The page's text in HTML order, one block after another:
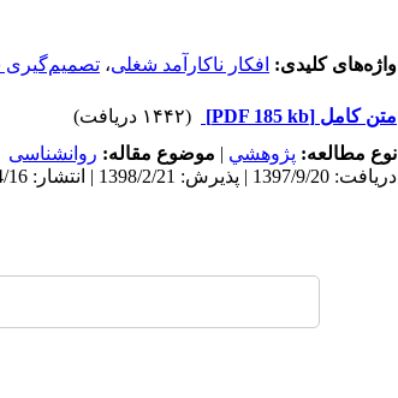
واژه‌های کلیدی: افکار ناکارآمد شغلی،
متن کامل [PDF 185 kb]
(۱۴۴۲ دریافت)
نوع مطالعه: پژوهشي | موضوع مقاله: روانشناسی
دریافت: 1397/9/20 | پذیرش: 1398/2/21 | انتشار: 1398/4/16